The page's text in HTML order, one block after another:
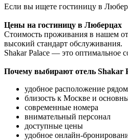
Если вы ищете гостиницу в
Цены на гостиницу в Люберцах
Стоимость проживания в нашем
высокий стандарт обслуживания.
Shakar Palace — это оптимальное
Почему выбирают отель Shakar
удобное расположение
близость к Москве и
современные номера
внимательный персонал
доступные цены
удобное онлайн-